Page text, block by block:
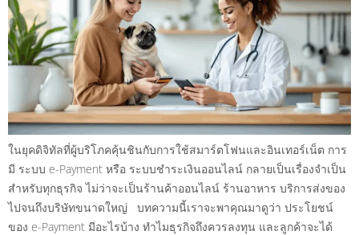
ในยุคดิจิทัลที่ผู้บริโภคคุ้นชินกับการใช้สมาร์ตโฟนและอินเทอร์เน็ต การ
มี ระบบ e-Payment หรือ ระบบชำระเงินออนไลน์ กลายเป็นเรื่องจำเป็น
สำหรับทุกธุรกิจ ไม่ว่าจะเป็นร้านค้าออนไลน์ ร้านอาหาร บริการส่งของ
ไปจนถึงบริษัทขนาดใหญ่ บทความนี้เราจะพาคุณมาดูว่า ประโยชน์
ของ e-Payment มีอะไรบ้าง ทำไมธุรกิจถึงควรลงทุน และลูกค้าจะได้